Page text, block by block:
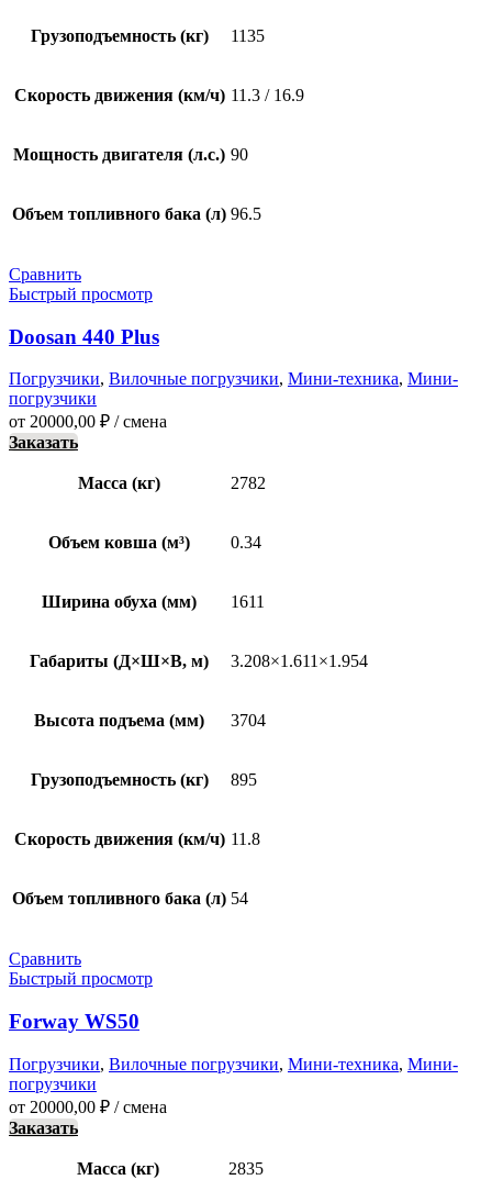
Грузоподъемность (кг) 1135
Скорость движения (км/ч) 11.3 / 16.9
Мощность двигателя (л.с.) 90
Объем топливного бака (л) 96.5
Сравнить
Быстрый просмотр
Doosan 440 Plus
Погрузчики, Вилочные погрузчики, Мини-техника, Мини-
погрузчики
от 20000,00 ₽ / смена
Заказать
Масса (кг) 2782
Объем ковша (м³) 0.34
Ширина обуха (мм) 1611
Габариты (Д×Ш×В, м) 3.208×1.611×1.954
Высота подъема (мм) 3704
Грузоподъемность (кг) 895
Скорость движения (км/ч) 11.8
Объем топливного бака (л) 54
Сравнить
Быстрый просмотр
Forway WS50
Погрузчики, Вилочные погрузчики, Мини-техника, Мини-
погрузчики
от 20000,00 ₽ / смена
Заказать
Масса (кг) 2835